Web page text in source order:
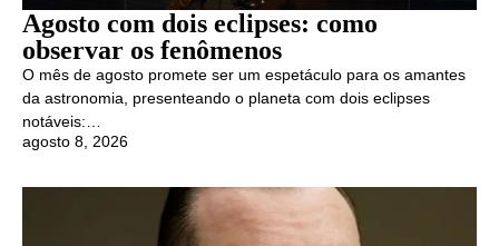
Agosto com dois eclipses: como
observar os fenômenos
O mês de agosto promete ser um espetáculo para os amantes
da astronomia, presenteando o planeta com dois eclipses
notáveis:…
agosto 8, 2026